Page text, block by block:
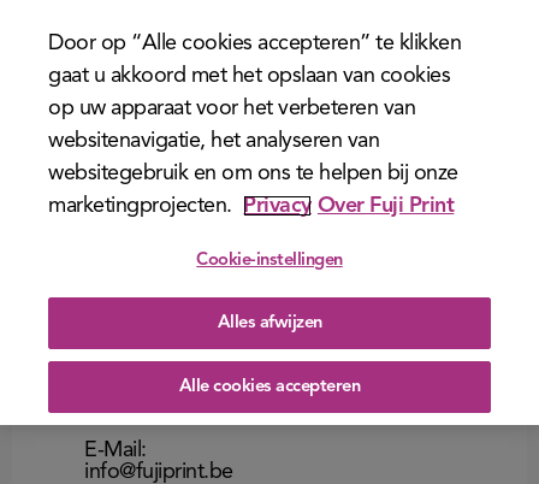
menuInformations sur
le fabricant et la
sécurité du
produit.
FUJIFILM IMAGING PRODUCTS &
SOLUTIONS B.V.
4651GE, Steenbergen
Les Pays-Bas
E-Mail:
info@fujiprint.be
Door op “Alle cookies accepteren” te klikken
gaat u akkoord met het opslaan van cookies
op uw apparaat voor het verbeteren van
websitenavigatie, het analyseren van
websitegebruik en om ons te helpen bij onze
marketingprojecten.
Privacy Over Fuji Print
Cookie-instellingen
Alles afwijzen
Alle cookies accepteren